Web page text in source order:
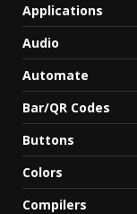
Applications
Audio
Automate
Bar/QR Codes
Buttons
Colors
Compilers